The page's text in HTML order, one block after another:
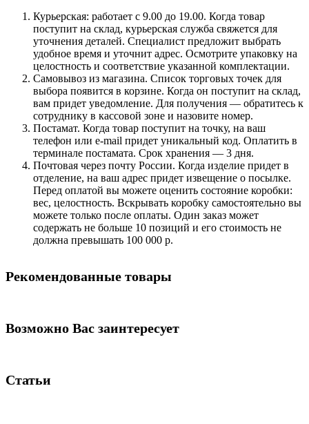
Курьерская: работает с 9.00 до 19.00. Когда товар
поступит на склад, курьерская служба свяжется для
уточнения деталей. Специалист предложит выбрать
удобное время и уточнит адрес. Осмотрите упаковку на
целостность и соответствие указанной комплектации.
Самовывоз из магазина. Список торговых точек для
выбора появится в корзине. Когда он поступит на склад,
вам придет уведомление. Для получения — обратитесь к
сотруднику в кассовой зоне и назовите номер.
Постамат. Когда товар поступит на точку, на ваш
телефон или e-mail придет уникальный код. Оплатить в
терминале постамата. Срок хранения — 3 дня.
Почтовая через почту России. Когда изделие придет в
отделение, на ваш адрес придет извещение о посылке.
Перед оплатой вы можете оценить состояние коробки:
вес, целостность. Вскрывать коробку самостоятельно вы
можете только после оплаты. Один заказ может
содержать не больше 10 позиций и его стоимость не
должна превышать 100 000 р.
Рекомендованные товары
Возможно Вас заинтересует
Статьи